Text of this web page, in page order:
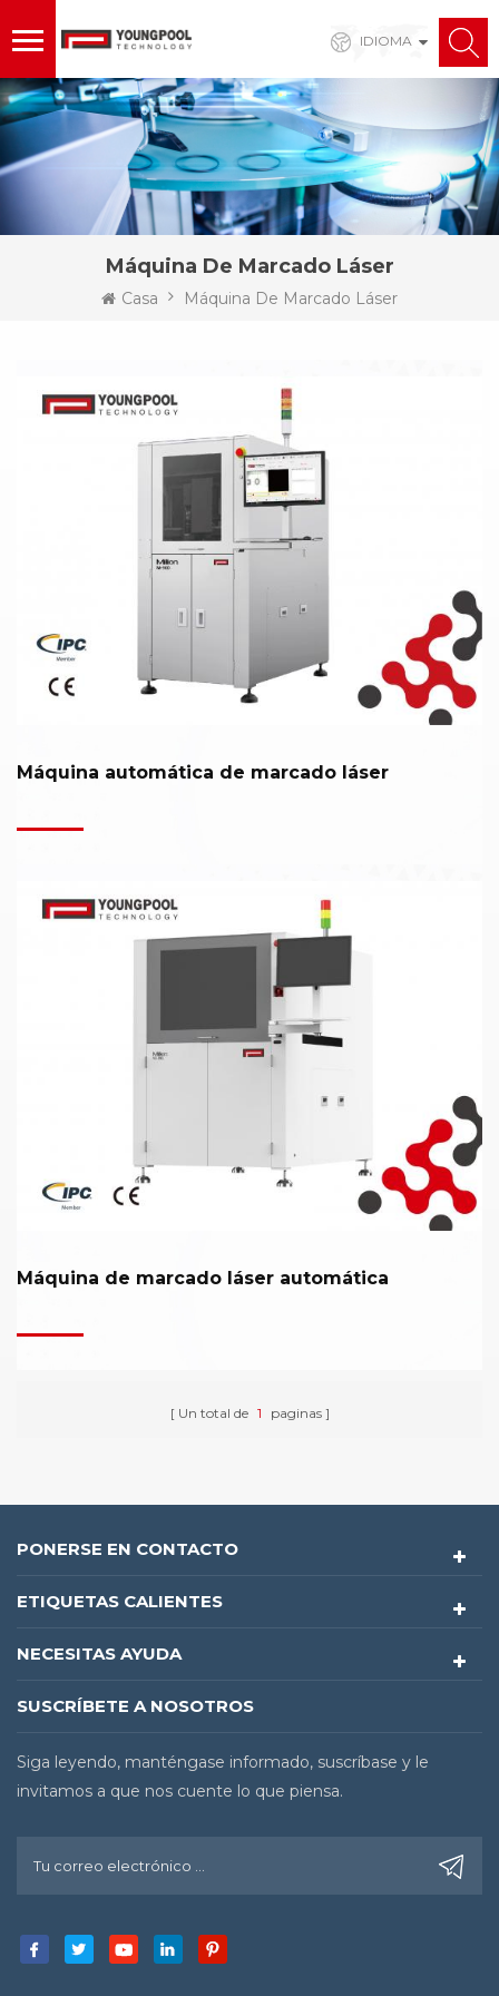
IDIOMA
Máquina De Marcado Láser
Casa Máquina De Marcado Láser
Máquina automática de marcado láser
Máquina de marcado láser automática
Un total de 1 paginas
PONERSE EN CONTACTO
ETIQUETAS CALIENTES
NECESITAS AYUDA
SUSCRÍBETE A NOSOTROS
Siga leyendo, manténgase informado, suscríbase y le
invitamos a que nos cuente lo que piensa.